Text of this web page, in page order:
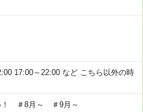
17:00～22:00 など こちら以外の時
！ ＃8月～ ＃9月～